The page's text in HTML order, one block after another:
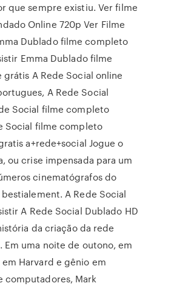
que sempre existiu. Ver filme
Online 720p Ver Filme
Dublado filme completo
Emma Dublado filme
A Rede Social online
A Rede Social
Social filme completo
Social filme completo
a+rede+social Jogue o
ou crise impensada para um
cinematógrafos do
bestialement. A Rede Social
A Rede Social Dublado HD
da criação da rede
Em uma noite de outono, em
Harvard e gênio em
computadores, Mark